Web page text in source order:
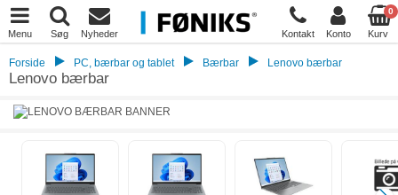
Menu Søg Nyheder Kontakt Konto
0
Kurv
Forside PC, bærbar og tablet Bærbar Lenovo bærbar
Lenovo bærbar